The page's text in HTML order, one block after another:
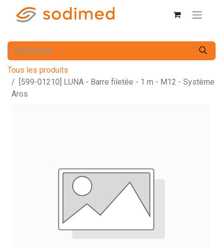
Tous les produits
[599-01210] LUNA - Barre filetée - 1 m - M12 - Système
Aros